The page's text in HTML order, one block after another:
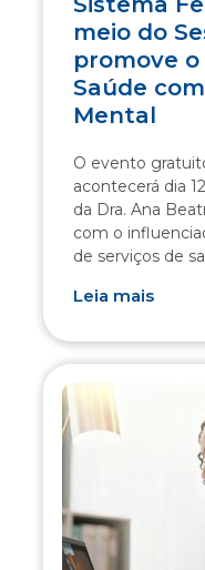
meio do
promove
Saúde
Mental
O evento
acontecerá dia
da Dra. Ana
com o
de serviços de
Leia mais